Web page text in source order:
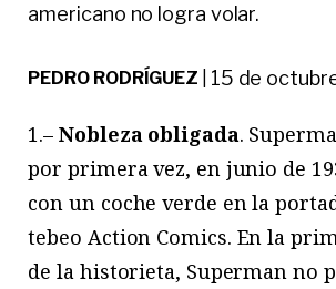
americano no logra volar.
PEDRO RODRÍGUEZ 15 de
1.–Nobleza obligada.
por primera vez, en junio de
con un coche verde en la
tebeo Action Comics. En la
de la historieta, Superman no